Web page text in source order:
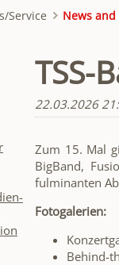
Service News
TSS-
22.03.2026
Zum 15. Mal
BigBand,
fulminanten
Fotogalerien:
Behind-